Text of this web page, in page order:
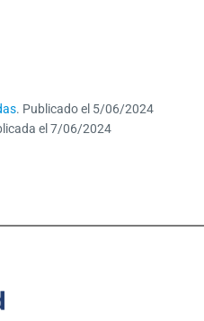
. Publicado el 5/06/2024
el 7/06/2024